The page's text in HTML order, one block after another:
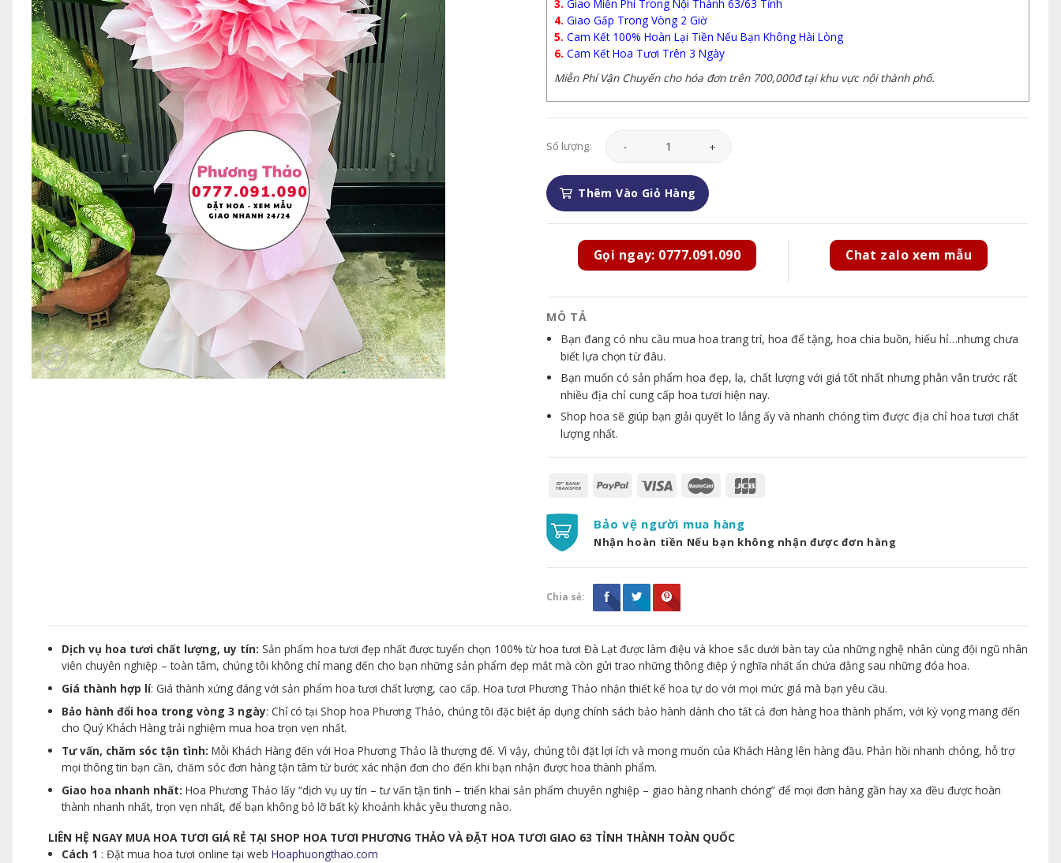
3. Giao Miễn Phí Trong Nội Thành 63/63 Tỉnh
4. Giao Gấp Trong Vòng 2 Giờ
5. Cam Kết 100% Hoàn Lại Tiền Nếu Bạn Không Hài Lòng
6. Cam Kết Hoa Tươi Trên 3 Ngày
Miễn Phí Vận Chuyển cho hóa đơn trên 700,000đ tại khu vực nội thành phố.
Số lượng:
Hoa Khai Trương - Sắc Xuân - KT160 số lượng
Thêm Vào Giỏ Hàng
Gọi ngay: 0777.091.090 Chat zalo xem mẫu
MÔ TẢ
Bạn đang có nhu cầu mua hoa trang trí, hoa để tặng, hoa chia buồn, hiếu hỉ…nhưng chưa
biết lựa chọn từ đâu.
Bạn muốn có sản phẩm hoa đẹp, lạ, chất lượng với giá tốt nhất nhưng phân vân trước rất
nhiều địa chỉ cung cấp hoa tươi hiện nay.
Shop hoa sẽ giúp bạn giải quyết lo lắng ấy và nhanh chóng tìm được địa chỉ hoa tươi chất
lượng nhất.
Bảo vệ người mua hàng
Nhận hoàn tiền Nếu bạn không nhận được đơn hàng
Chia sẻ:
Dịch vụ hoa tươi chất lượng, uy tín: Sản phẩm hoa tươi đẹp nhất được tuyển chọn 100% từ hoa tươi Đà Lạt được làm điệu và khoe sắc dưới bàn tay của những nghệ nhân cùng đội ngũ nhân
viên chuyên nghiệp – toàn tâm, chúng tôi không chỉ mang đến cho bạn những sản phẩm đẹp mắt mà còn gửi trao những thông điệp ý nghĩa nhất ẩn chứa đằng sau những đóa hoa.
Giá thành hợp lí: Giá thành xứng đáng với sản phẩm hoa tươi chất lượng, cao cấp. Hoa tươi Phương Thảo nhận thiết kế hoa tự do với mọi mức giá mà bạn yêu cầu.
Bảo hành đổi hoa trong vòng 3 ngày: Chỉ có tại Shop hoa Phương Thảo, chúng tôi đặc biệt áp dụng chính sách bảo hành dành cho tất cả đơn hàng hoa thành phẩm, với kỳ vọng mang đến
cho Quý Khách Hàng trải nghiệm mua hoa trọn vẹn nhất.
Tư vấn, chăm sóc tận tình: Mỗi Khách Hàng đến với Hoa Phương Thảo là thượng đế. Vì vậy, chúng tôi đặt lợi ích và mong muốn của Khách Hàng lên hàng đầu. Phản hồi nhanh chóng, hỗ trợ
mọi thông tin bạn cần, chăm sóc đơn hàng tận tâm từ bước xác nhận đơn cho đến khi bạn nhận được hoa thành phẩm.
Giao hoa nhanh nhất: Hoa Phương Thảo lấy “dịch vụ uy tín – tư vấn tận tình – triển khai sản phẩm chuyên nghiệp – giao hàng nhanh chóng” để mọi đơn hàng gần hay xa đều được hoàn
thành nhanh nhất, trọn vẹn nhất, để bạn không bỏ lỡ bất kỳ khoảnh khắc yêu thương nào.
LIÊN HỆ NGAY MUA HOA TƯƠI GIÁ RẺ TẠI SHOP HOA TƯƠI PHƯƠNG THẢO VÀ ĐẶT HOA TƯƠI GIAO 63 TỈNH THÀNH TOÀN QUỐC
Cách 1 : Đặt mua hoa tươi online tại webHoaphuongthao.com